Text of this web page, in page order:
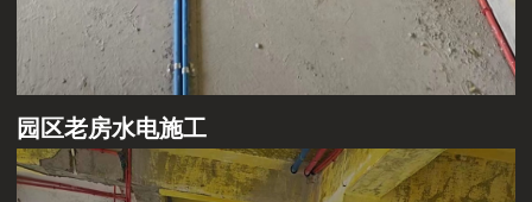
园区老房水电施工